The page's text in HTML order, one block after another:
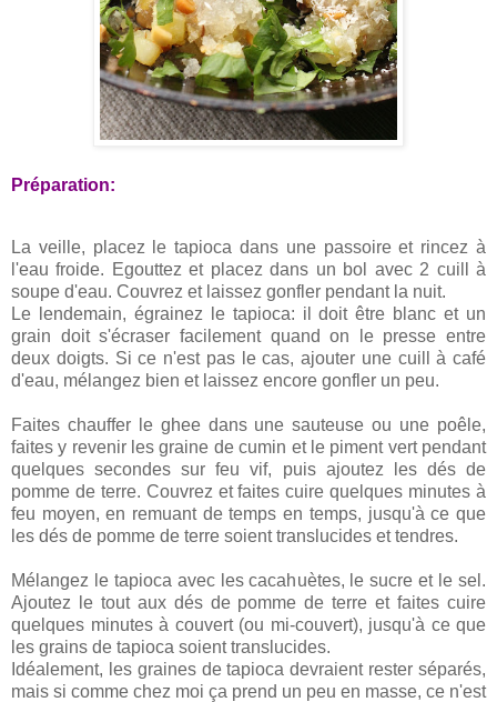
Préparation:
La veille, placez le tapioca dans une passoire et rincez à
l'eau froide. Egouttez et placez dans un bol avec 2 cuill à
soupe d'eau. Couvrez et laissez gonfler pendant la nuit.
Le lendemain, égrainez le tapioca: il doit être blanc et un
grain doit s'écraser facilement quand on le presse entre
deux doigts. Si ce n'est pas le cas, ajouter une cuill à café
d'eau, mélangez bien et laissez encore gonfler un peu.
Faites chauffer le ghee dans une sauteuse ou une poêle,
faites y revenir les graine de cumin et le piment vert pendant
quelques secondes sur feu vif, puis ajoutez les dés de
pomme de terre. Couvrez et faites cuire quelques minutes à
feu moyen, en remuant de temps en temps, jusqu'à ce que
les dés de pomme de terre soient translucides et tendres.
Mélangez le tapioca avec les cacahuètes, le sucre et le sel.
Ajoutez le tout aux dés de pomme de terre et faites cuire
quelques minutes à couvert (ou mi-couvert), jusqu'à ce que
les grains de tapioca soient translucides.
Idéalement, les graines de tapioca devraient rester séparés,
mais si comme chez moi ça prend un peu en masse, ce n'est